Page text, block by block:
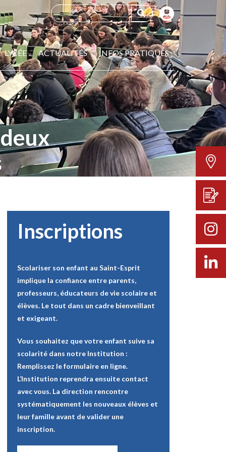
LYCÉE ACTUALITÉS INFOS PRATIQUES
Inscriptions
Scolariser son enfant au Saint-Esprit
implique la confiance entre parents,
professeurs, éducateurs de vie scolaire et
élèves. Le tout dans un cadre bienveillant
et exigeant.
Vous souhaitez que votre enfant suive sa
scolarité dans notre Institution :
Remplissez le formulaire en ligne.
L’Institution reprendra ensuite contact
avec vous. La direction rencontre
systématiquement les nouveaux élèves et
leur famille avant de valider une
inscription.